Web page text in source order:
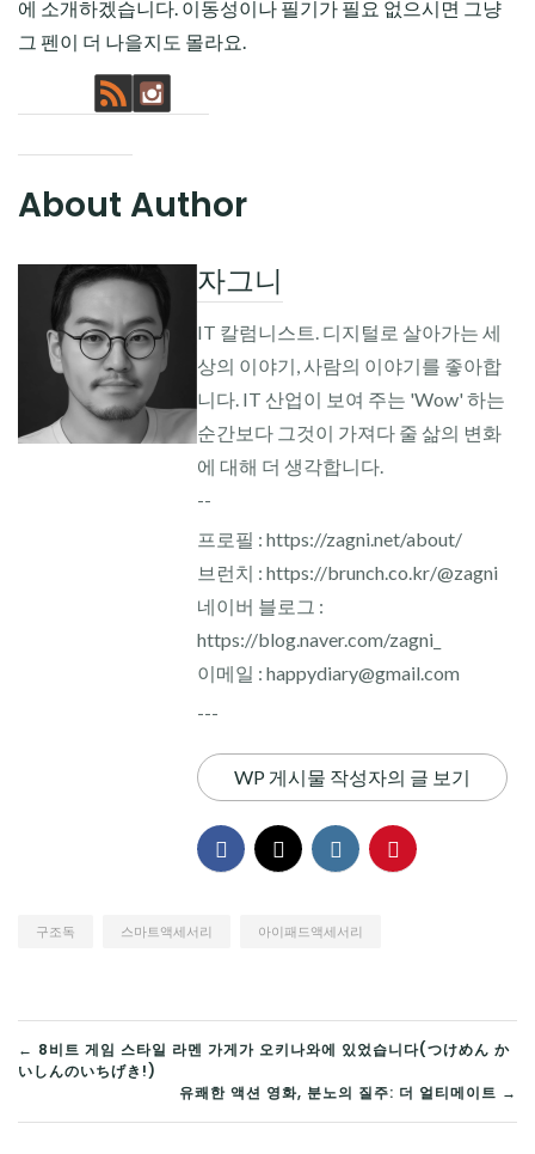
에 소개하겠습니다. 이동성이나 필기가 필요 없으시면 그냥
그 펜이 더 나을지도 몰라요.
About Author
자그니
IT 칼럼니스트. 디지털로 살아가는 세
상의 이야기, 사람의 이야기를 좋아합
니다. IT 산업이 보여 주는 'Wow' 하는
순간보다 그것이 가져다 줄 삶의 변화
에 대해 더 생각합니다.
--
프로필 : https://zagni.net/about/
브런치 : https://brunch.co.kr/@zagni
네이버 블로그 :
https://blog.naver.com/zagni_
이메일 : happydiary@gmail.com
---
WP 게시물 작성자의 글 보기
구조독 스마트액세서리 아이패드액세서리
글
탐
← 8비트 게임 스타일 라멘 가게가 오키나와에 있었습니다(つけめん か
いしんのいちげき!)
유쾌한 액션 영화, 분노의 질주: 더 얼티메이트 →